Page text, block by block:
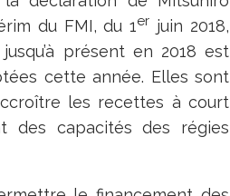
du FMI, du 1er juin 2018,
présent en 2018 est
cette année. Elles sont
les recettes à court
des capacités des régies